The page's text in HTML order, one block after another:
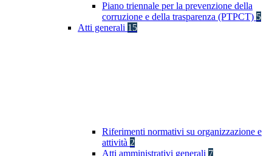
Piano triennale per la prevenzione della
corruzione e della trasparenza (PTPCT) 5
Atti generali 15
Riferimenti normativi su organizzazione e
attività 2
Atti amministrativi generali 7